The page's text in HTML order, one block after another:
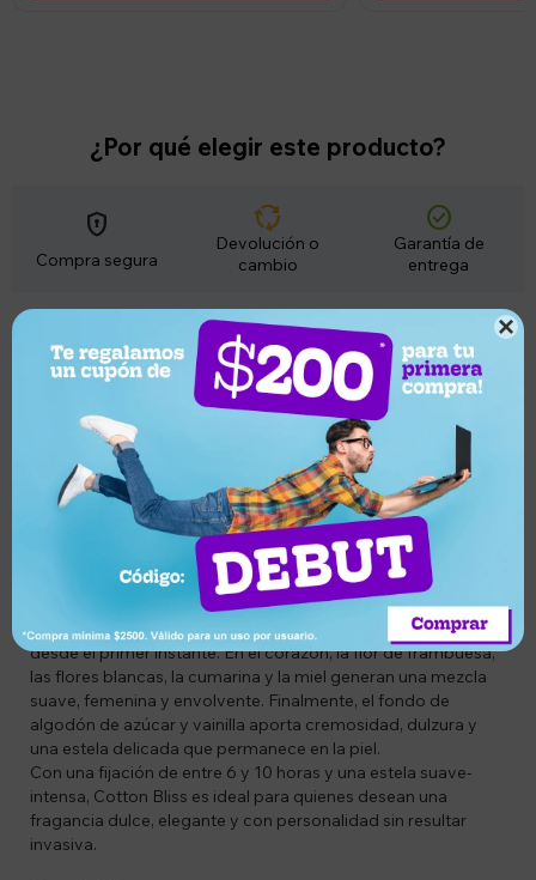

¿Por qué elegir este producto?
encrypted
Compra segura
cycle
Devolución o
cambio
check_circle
Garantía de
entrega
Codigo: NU6294015198904
Descripción
Descubrí Risala Elite Cotton Bliss Eau de Parfum 100 ml, una
fragancia femenina gourmand dulce y suave que combina
frutas rojas, notas florales y un fondo cremoso de vainilla y
algodón de azúcar. Diseñada para quienes buscan un aroma
delicado pero con presencia, esta creación envuelve la piel
con una sensación cálida, dulce y reconfortante.
La fragancia abre con una salida jugosa de frutas rojas,
cereza y caramelo, aportando un toque goloso y atractivo
desde el primer instante. En el corazón, la flor de frambuesa,
las flores blancas, la cumarina y la miel generan una mezcla
suave, femenina y envolvente. Finalmente, el fondo de
algodón de azúcar y vainilla aporta cremosidad, dulzura y
una estela delicada que permanece en la piel.
Con una fijación de entre 6 y 10 horas y una estela suave-
intensa, Cotton Bliss es ideal para quienes desean una
fragancia dulce, elegante y con personalidad sin resultar
invasiva.